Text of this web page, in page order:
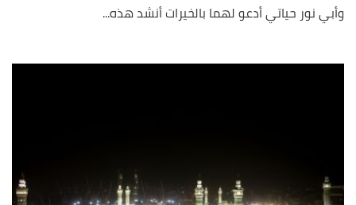
وأبي نور حياتي أدعو لهما بالخيرات أنشد هذه...